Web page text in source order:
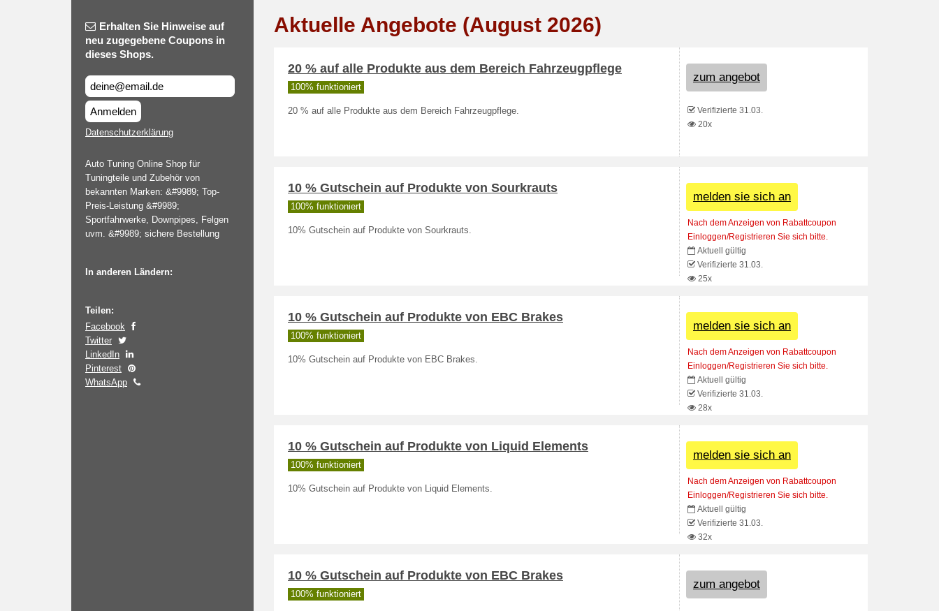
Erhalten Sie Hinweise auf
neu zugegebene Coupons in
dieses Shops.
Anmelden
Datenschutzerklärung
Auto Tuning Online Shop für
Tuningteile und Zubehör von
bekannten Marken: &#9989; Top-
Preis-Leistung &#9989;
Sportfahrwerke, Downpipes, Felgen
uvm. &#9989; sichere Bestellung
In anderen Ländern:
Teilen:
Facebook
Twitter
LinkedIn
Pinterest
WhatsApp
Aktuelle Angebote (August 2026)
20 % auf alle Produkte aus dem Bereich Fahrzeugpflege
100% funktioniert
20 % auf alle Produkte aus dem Bereich Fahrzeugpflege.
zum angebot
Verifizierte 31.03.
20x
10 % Gutschein auf Produkte von Sourkrauts
100% funktioniert
10% Gutschein auf Produkte von Sourkrauts.
melden sie sich an
Nach dem Anzeigen von Rabattcoupon
Einloggen/Registrieren Sie sich bitte.
Aktuell gültig
Verifizierte 31.03.
25x
10 % Gutschein auf Produkte von EBC Brakes
100% funktioniert
10% Gutschein auf Produkte von EBC Brakes.
melden sie sich an
Nach dem Anzeigen von Rabattcoupon
Einloggen/Registrieren Sie sich bitte.
Aktuell gültig
Verifizierte 31.03.
28x
10 % Gutschein auf Produkte von Liquid Elements
100% funktioniert
10% Gutschein auf Produkte von Liquid Elements.
melden sie sich an
Nach dem Anzeigen von Rabattcoupon
Einloggen/Registrieren Sie sich bitte.
Aktuell gültig
Verifizierte 31.03.
32x
10 % Gutschein auf Produkte von EBC Brakes
100% funktioniert
zum angebot